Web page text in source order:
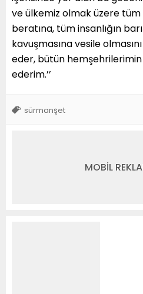
ve ülkemiz olmak üzere tüm
beratına, tüm insanlığın
kavuşmasına vesile
eder, bütün
ederim.’’
sürmanşet
MOBİL